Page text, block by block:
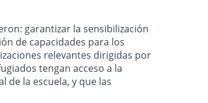
garantizar la sensibilización
de capacidades para los
relevantes dirigidas por
tengan acceso a la
de la escuela, y que las